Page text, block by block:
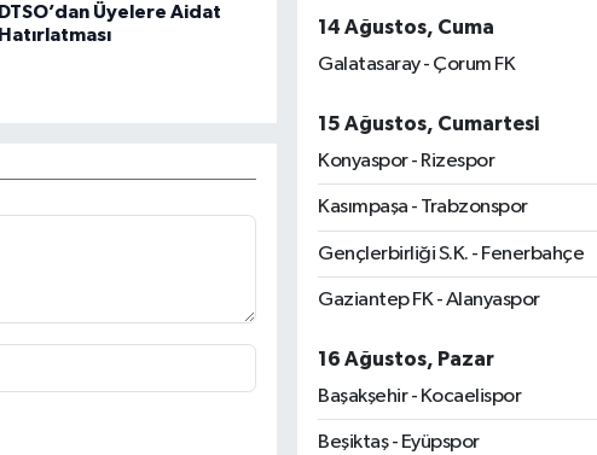
DTSO’dan Üyelere Aidat
Hatırlatması
14 Ağustos, Cuma
Galatasaray - Çorum FK
15 Ağustos, Cumartesi
Konyaspor - Rizespor
Kasımpaşa - Trabzonspor
Gençlerbirliği S.K. - Fenerbahçe
Gaziantep FK - Alanyaspor
16 Ağustos, Pazar
Başakşehir - Kocaelispor
Beşiktaş - Eyüpspor